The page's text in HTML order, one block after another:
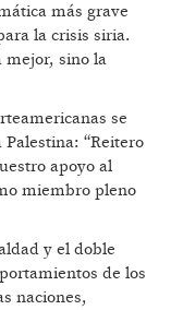
más grave
la crisis siria.
mejor, sino la
se
“Reitero
apoyo al
miembro pleno
y el doble
de los
naciones,